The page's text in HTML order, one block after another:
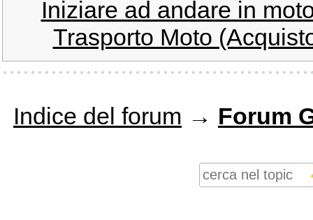
Iniziare ad andare in
Trasporto Moto
Indice del forum → Forum